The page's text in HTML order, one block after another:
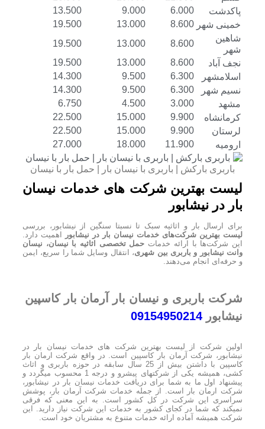
پاکدشت
6.000
9.000
13.500
خمینی شهر 8.600
13.000
19.500
شاهین
شهر
8.600
13.000
19.500
نجف آباد
8.600
13.000
19.500
اسلامشهر
6.300
9.500
14.300
نسیم شهر
6.300
9.500
14.300
مشهد
3.000
4.500
6.750
کرمانشاه
9.900
15.000
22.500
لرستان
9.900
15.000
22.500
ارومیه
11.900
18.000
27.000
باربری بارکش | باربری با نیسان بار | حمل بار با نیسان
لیست بهترین شرکت های خدمات نیسان
بار در نیشابور
برای ارسال بار و اثاثیه سبک تا نسبتا سنگین از
نیشابور، بررسی
لیست بهترین شرکت‌های خدمات نیسان بار در نیشابوراهمیت دارد.
این شرکت‌ها با ارائه خدماتحمل تخصصی اثاثیه با نیسان، نیسان
وانت نیشابور و باربری بین شهری، انتقال وسایل شما را سریع، ایمن
و حرفه‌ای انجام می‌دهند.
شرکت باربری و نیسان بار آرمان بار کاسپین
نیشابور09154950214
اولین شرکت از لیست بهترین شرکت های خدمات نیسان بار در
نیشابور، شرکت آرمان بار کاسپین است. در واقع شرکت ارمان بار
کاسپین با داشتن بیش از 25 سال سابقه در حوزه باربری و اثاث
کشی، همیشه یکی از شرکتهای پیشرو و درجه 1 محسوب میگردد و
پیشنهاد اول ما به شما برای دریافت خدمات نیسان بار در نیشابور،
شرکت ارمان بار است. از جمله خدمات شرکت آرمان بار، پوشش
سراسری این شرکت در کل کشور است. به این معنی که فرقی
نمیکند که شما در کجای کشور به خدمات این شرکت نیاز دارید. این
شرکت همیشه آماده ارائه خدمات متنوع به مشتریان خود است.